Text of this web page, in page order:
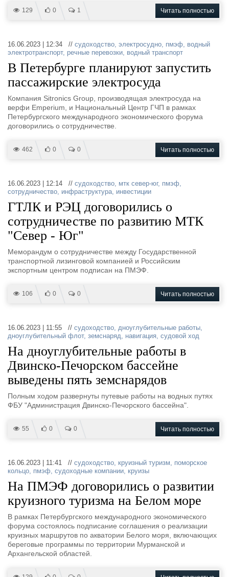
129 0 1 Читать полностью
16.06.2023 | 12:34 // судоходство, электросудно, пмэф, водный
электротранспорт, речные перевозки, водный транспорт
В Петербурге планируют запустить
пассажирские электросуда
Компания Sitronics Group, производящая электросуда на
верфи Emperium, и Национальный Центр ГЧП в рамках
Петербургского международного экономического форума
договорились о сотрудничестве.
462 0 0 Читать полностью
16.06.2023 | 12:14 // судоходство, мтк север-юг, пмэф,
сотрудничество, инфраструктура, инвестиции
ГТЛК и РЭЦ договорились о
сотрудничестве по развитию МТК
"Север - Юг"
Меморандум о сотрудничестве между Государственной
транспортной лизинговой компанией и Российским
экспортным центром подписан на ПМЭФ.
106 0 0 Читать полностью
16.06.2023 | 11:55 // судоходство, дноуглубительные работы,
дноуглубительный флот, земснаряд, навигация, судовой ход
На дноуглубительные работы в
Двинско-Печорском бассейне
выведены пять земснарядов
Полным ходом развернуты путевые работы на водных путях
ФБУ "Администрация Двинско-Печорского бассейна".
55 0 0 Читать полностью
16.06.2023 | 11:41 // судоходство, круизный туризм, поморское
кольцо, пмэф, судоходные компании, круизы
На ПМЭФ договорились о развитии
круизного туризма на Белом море
В рамках Петербургского международного экономического
форума состоялось подписание соглашения о реализации
круизных маршрутов по акватории Белого моря, включающих
береговые программы по территории Мурманской и
Архангельской областей.